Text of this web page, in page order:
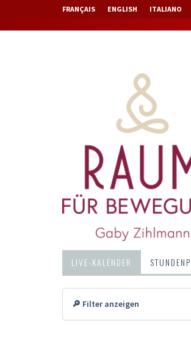
FRANÇAIS ENGLISH ITALIANO
LIVE-KALENDER
🔎 Filter anzeigen